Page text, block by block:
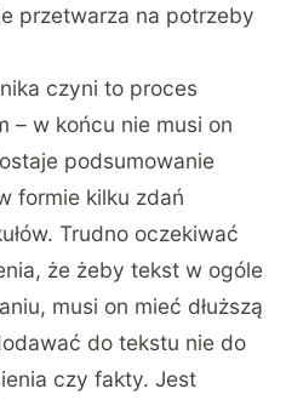
przetwarza na potrzeby
czyni to proces
– w końcu nie musi on
podsumowanie
formie kilku zdań
Trudno oczekiwać
że żeby tekst w ogóle
musi on mieć dłuższą
do tekstu nie do
czy fakty. Jest